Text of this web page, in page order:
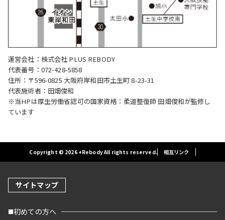
運営会社：株式会社 PLUS REBODY
代表番号：072-428-5858
住所：〒596-0825 大阪府岸和田市土生町 8-23-31
代表施術者：田畑俊和
※当HPは厚生労働省認可の国家資格：柔道整復師 田畑俊和が監修し
ています
Copyright © 2026 +Rebody All rights reserved. 相互リンク
サイトマップ
初めての方へ